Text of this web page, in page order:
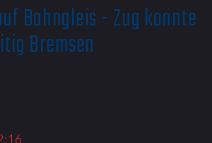
Bahngleis - Zug konnte
Bremsen